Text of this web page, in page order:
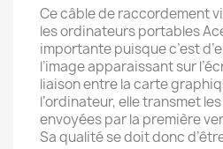
Ce câble de raccordement
les ordinateurs portables
importante puisque c’est
l’image apparaissant sur
liaison entre la carte
l’ordinateur, elle transmet
envoyées par la première
Sa qualité se doit donc